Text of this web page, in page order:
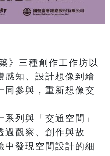
》三種創作工作坊以
感知、設計想像到繪
同參與，重新想像交
列與「交通空間」
過觀察、創作與故
中發現空間設計的細